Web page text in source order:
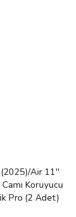
Air 11''
Koruyucu
Pro (2 Adet)